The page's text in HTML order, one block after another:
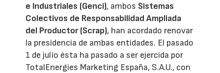
e Industriales (Genci), ambos Sistemas
Colectivos de Responsabilidad Ampliada
del Productor (Scrap), han acordado renovar
la presidencia de ambas entidades. El pasado
1 de julio ésta ha pasado a ser ejercida por
TotalEnergies Marketing España, S.A.U., con